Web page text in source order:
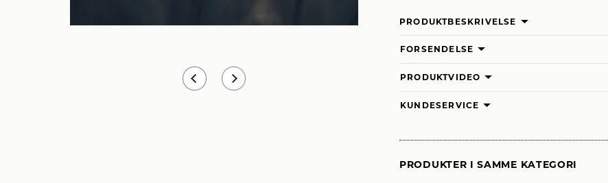
PRODUKTBESKRIVELSE
FORSENDELSE
PRODUKTVIDEO
KUNDESERVICE
PRODUKTER I SAMME KATEGORI